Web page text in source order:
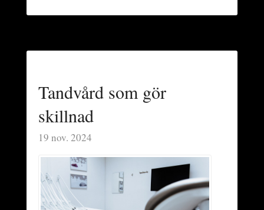
Tandvård som gör
skillnad
19 nov. 2024